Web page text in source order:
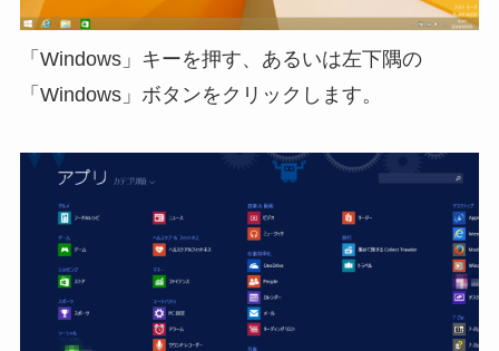
「Windows」キーを押す、あるいは左下隅の
「Windows」ボタンをクリックします。